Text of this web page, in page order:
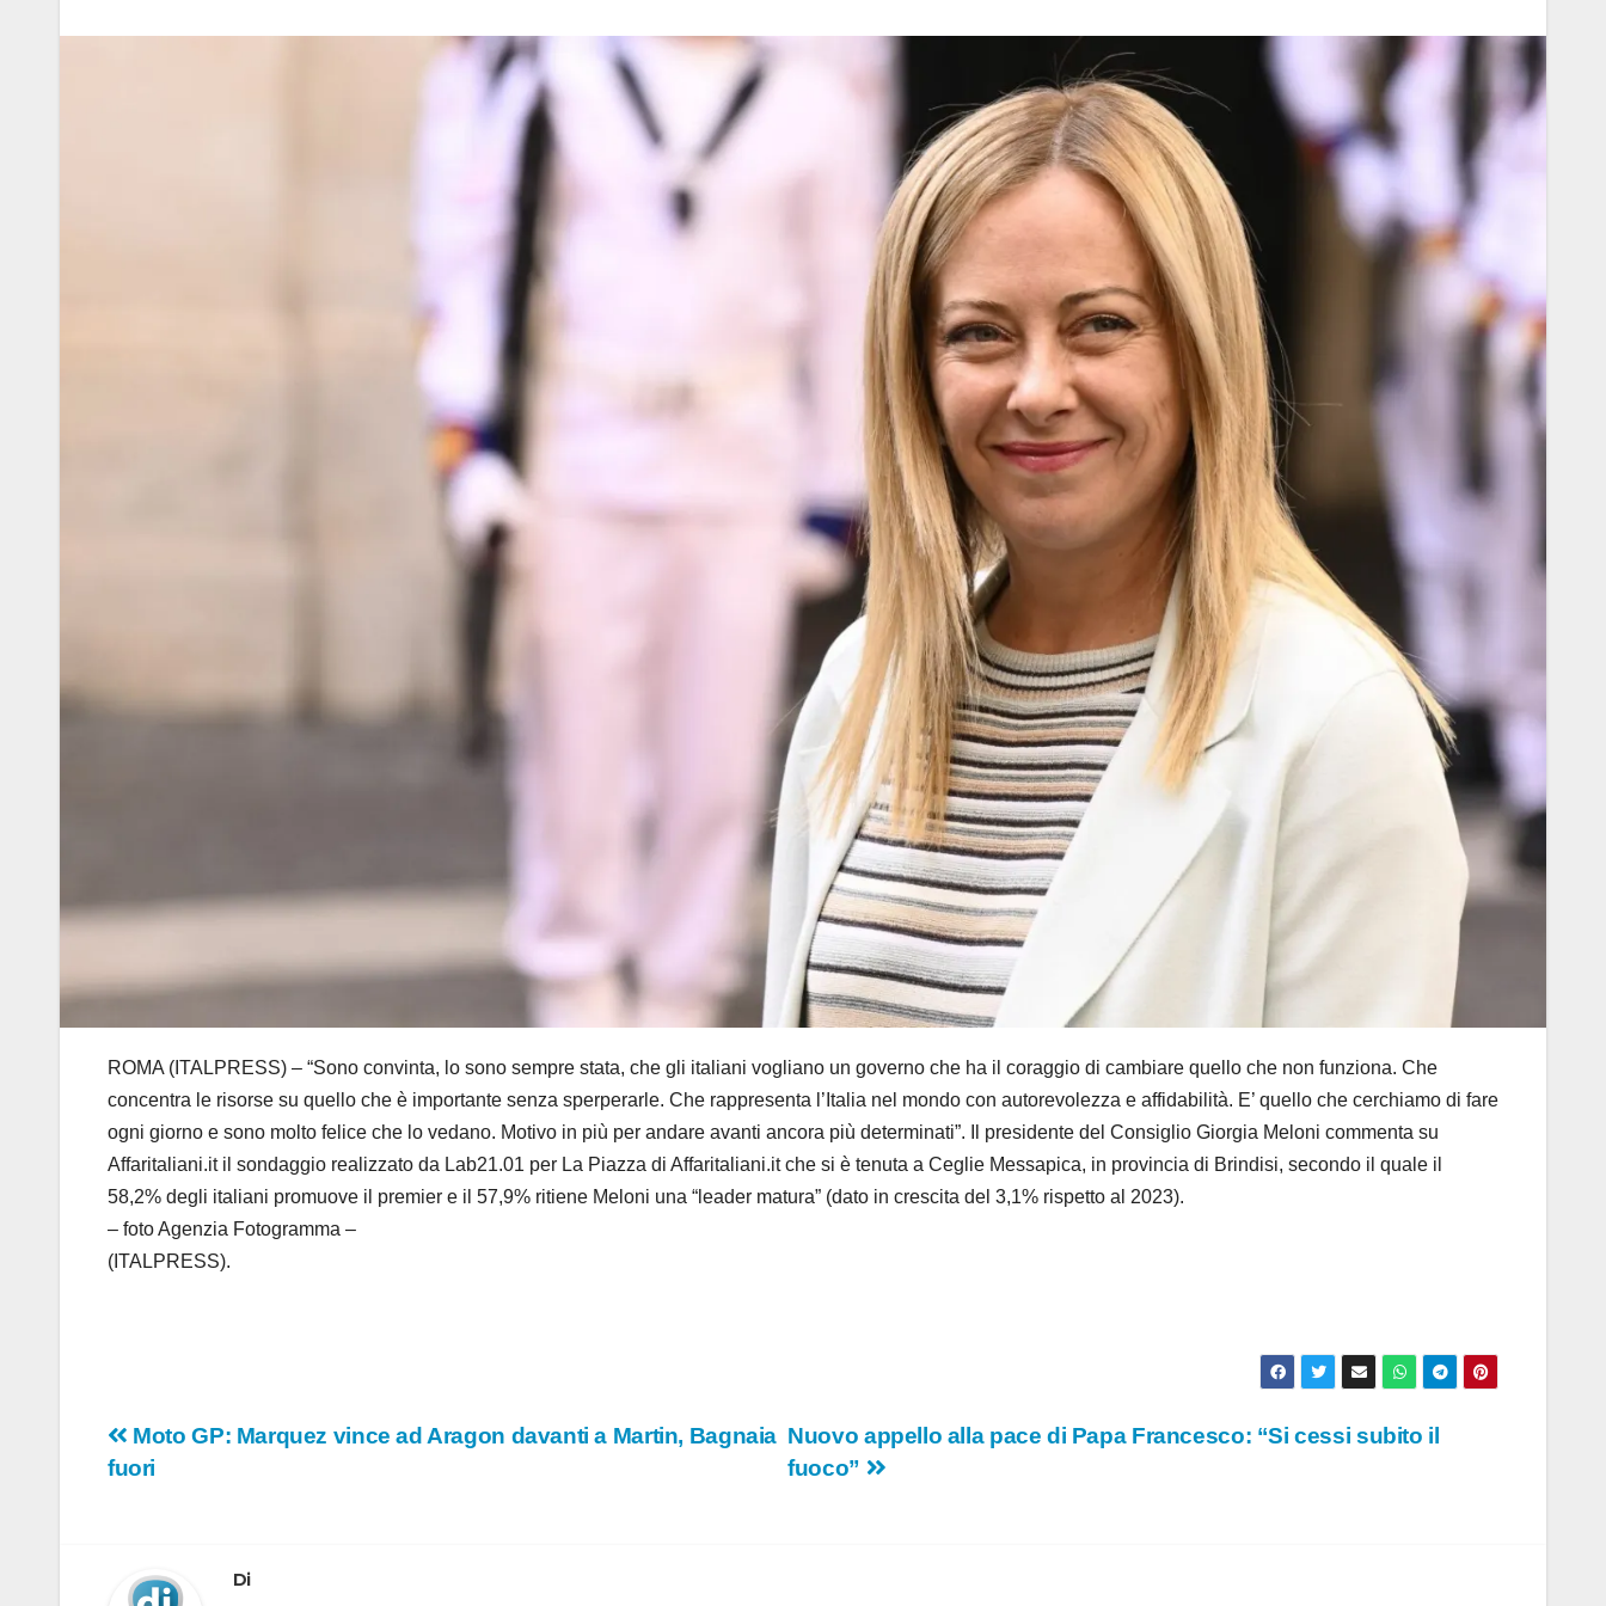
ROMA (ITALPRESS) – “Sono convinta, lo sono sempre stata, che gli italiani vogliano un governo che ha il coraggio di cambiare quello che non funziona. Che
concentra le risorse su quello che è importante senza sperperarle. Che rappresenta l’Italia nel mondo con autorevolezza e affidabilità. E’ quello che cerchiamo di fare
ogni giorno e sono molto felice che lo vedano. Motivo in più per andare avanti ancora più determinati”. Il presidente del Consiglio Giorgia Meloni commenta su
Affaritaliani.it il sondaggio realizzato da Lab21.01 per La Piazza di Affaritaliani.it che si è tenuta a Ceglie Messapica, in provincia di Brindisi, secondo il quale il
58,2% degli italiani promuove il premier e il 57,9% ritiene Meloni una “leader matura” (dato in crescita del 3,1% rispetto al 2023).
– foto Agenzia Fotogramma –
(ITALPRESS).
Navigazione
Nuovo appello alla pace di Papa Francesco: “Si cessi subito il
fuoco”
Moto GP: Marquez vince ad Aragon davanti a Martin, Bagnaia
fuori
Di